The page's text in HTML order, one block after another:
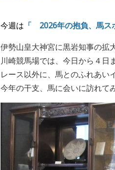
今週は 「 2026年の抱負、馬ス
伊勢山皇大神宮に黒岩知事の拡
川崎競馬場では、今日から４日
レース以外に、馬とのふれあい
今年の干支、馬に会いに訪れて